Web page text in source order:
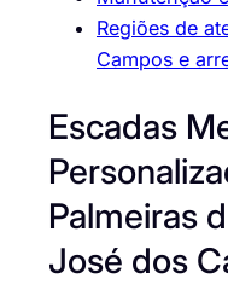
Regiões de
Campos e
Escadas
Palmeiras
José dos